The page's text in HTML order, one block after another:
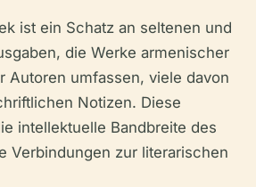
ist ein Schatz an seltenen und
die Werke armenischer
Autoren umfassen, viele davon
Notizen. Diese
intellektuelle Bandbreite des
Verbindungen zur literarischen